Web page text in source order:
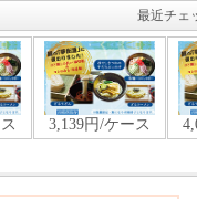
最近チェ